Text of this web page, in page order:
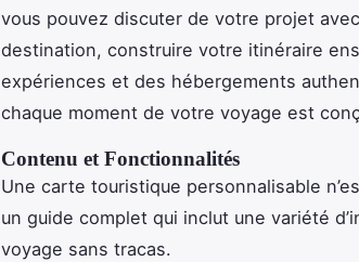
vous pouvez discuter de votre projet
destination, construire votre itinéraire
expériences et des hébergements
chaque moment de votre voyage est
Contenu et Fonctionnalités
Une carte touristique personnalisable
un guide complet qui inclut une variété
voyage sans tracas.